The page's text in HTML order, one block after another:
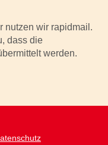
nutzen wir rapidmail.
dass die
werden.